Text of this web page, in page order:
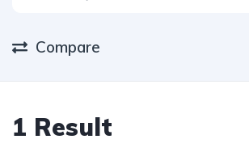
Compare
1 Result